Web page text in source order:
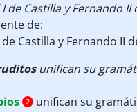
I de Castilla y Fernando II
de:
de Castilla y Fernando II
unifican su
2 unifican su